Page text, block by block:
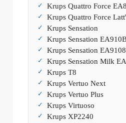
Krups Quattro Force
Krups Quattro Force
Krups Sensation
Krups Sensation
Krups Sensation EA9108
Krups Sensation Milk
Krups T8
Krups Vertuo Next
Krups Vertuo Plus
Krups Virtuoso
Krups XP2240